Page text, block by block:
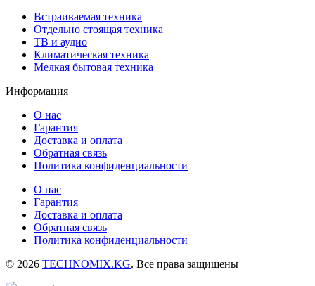
Встраиваемая техника
Отдельно стоящая техника
ТВ и аудио
Климатическая техника
Мелкая бытовая техника
Информация
О нас
Гарантия
Доставка и оплата
Обратная связь
Политика конфиденциальности
О нас
Гарантия
Доставка и оплата
Обратная связь
Политика конфиденциальности
© 2026 TECHNOMIX.KG. Все права защищены